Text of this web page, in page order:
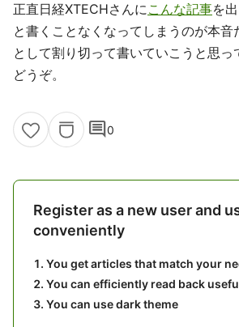
正直日経XTECHさんにこんな記事を
と書くことなくなってしまうのが本音
として割り切って書いていこうと思っ
どうぞ。
comment0
Register as a new user and
conveniently
You get articles that match your
You can efficiently read back
You can use dark theme